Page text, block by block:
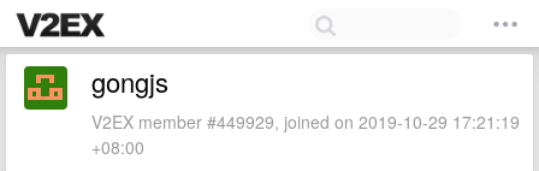
gongjs
V2EX member #449929, joined on 2019-10-29 17:21:19
+08:00